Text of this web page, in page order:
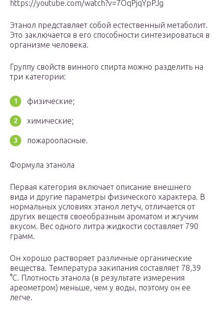
https://youtube.com/watch?v=7OqPjqYpPJg
Этанол представляет собой естественный метаболит.
Это заключается в его способности синтезироваться в
организме человека.
Группу свойств винного спирта можно разделить на
три категории:
физические;
химические;
пожароопасные.
Формула этанола
Первая категория включает описание внешнего
вида и другие параметры физического характера. В
нормальных условиях этанол летуч, отличается от
других веществ своеобразным ароматом и жгучим
вкусом. Вес одного литра жидкости составляет 790
грамм.
Он хорошо растворяет различные органические
вещества. Температура закипания составляет 78,39
°C. Плотность этанола (в результате измерения
ареометром) меньше, чем у воды, поэтому он ее
легче.